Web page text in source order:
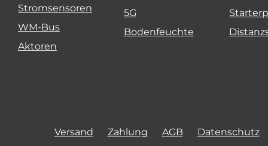
Stromsensoren
WM-Bus
Aktoren
5G
Bodenfeuchte
Versand Zahlung AGB Datenschutz